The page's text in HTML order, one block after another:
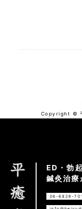
Copyright © 平
ED・勃
鍼灸治
06-6829-